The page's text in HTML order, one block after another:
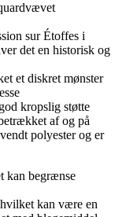
sur Étoffes i
det en historisk og
et diskret mønster
kropslig støtte
af og på
polyester og er
kan begrænse
kan være en